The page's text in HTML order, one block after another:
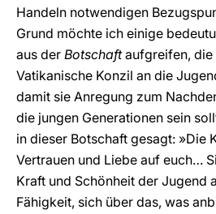
Handeln notwendigen
Grund möchte ich einige
aus der Botschaftaufgreifen, die
Vatikanische Konzil an die
damit sie Anregung zum
die jungen Generationen sein
in dieser Botschaft gesagt: »Die
Vertrauen und Liebe auf euch…
Kraft und Schönheit der Jugend
Fähigkeit, sich über das, was